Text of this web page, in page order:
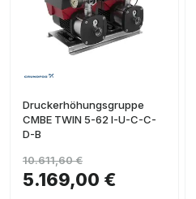
Druckerhöhungsgruppe
CMBE TWIN 5-62 I-U-C-C-
D-B
5.169,00 €
10.611,60 €